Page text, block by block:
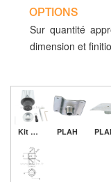
OPTIONS
Sur quantité
dimension et
Kit de montage PLAH